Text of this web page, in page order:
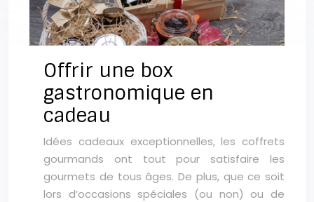
Offrir une box
gastronomique en
cadeau
Idées cadeaux exceptionnelles, les coffrets
gourmands ont tout pour satisfaire les
gourmets de tous âges. De plus, que ce soit
lors d’occasions spéciales (ou non) ou de